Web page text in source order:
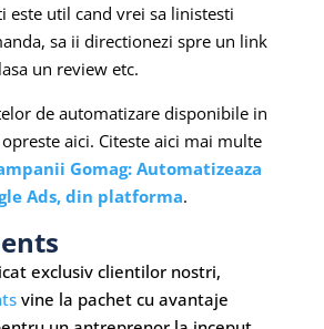
este util cand vrei sa linistesti
sa ii directionezi spre un link
un review etc.
de automatizare disponibile in
aici. Citeste aici mai multe
Gomag: Automatizeaza
Ads, din platforma.
exclusiv clientilor nostri,
vine la pachet cu avantaje